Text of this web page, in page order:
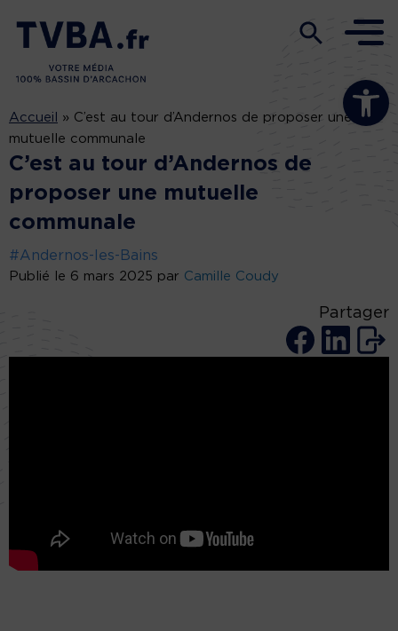
Ouvrir la
Accueil » C’est au tour d’Andernos de proposer une
mutuelle communale
C’est au tour d’Andernos de
proposer une mutuelle
communale
#Andernos-les-Bains
Publié le 6 mars 2025 par Camille Coudy
Partager